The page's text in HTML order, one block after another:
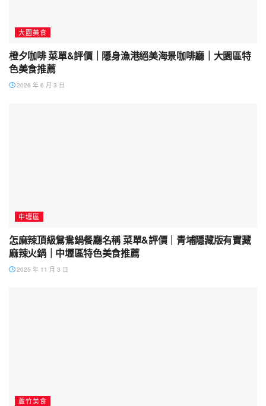
大園美食
橙夕咖啡 菜單&評價｜隱身漁港絕美海景咖啡廳｜大園區特
色美食推薦
2026 年 6 月 3 日
中壢區
怎麻辣頂級鴛鴦鍋餐廳名稱 菜單&評價｜青埔隱藏版有寶藏
麻辣火鍋｜中壢區特色美食推薦
2025 年 11 月 3 日
蘆竹美食